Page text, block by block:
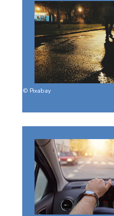
© Pixabay